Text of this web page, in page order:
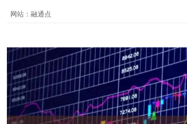
网站：融通点